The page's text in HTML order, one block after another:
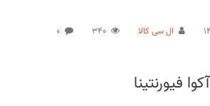
ال سی کالا 340
0
آکوا فیورنتینا